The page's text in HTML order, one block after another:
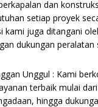
dan
setiap proyek
kami juga ditangani
dukungan peralatan
Unggul : Kami
terbaik mulai
hingga